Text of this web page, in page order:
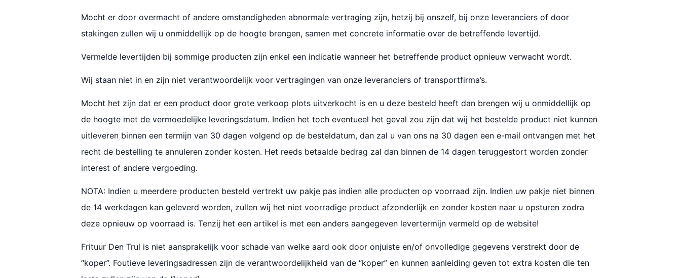
Mocht er door overmacht of andere omstandigheden abnormale vertraging zijn, hetzij bij onszelf, bij onze leveranciers of door
stakingen zullen wij u onmiddellijk op de hoogte brengen, samen met concrete informatie over de betreffende levertijd.
Vermelde levertijden bij sommige producten zijn enkel een indicatie wanneer het betreffende product opnieuw verwacht wordt.
Wij staan niet in en zijn niet verantwoordelijk voor vertragingen van onze leveranciers of transportfirma’s.
Mocht het zijn dat er een product door grote verkoop plots uitverkocht is en u deze besteld heeft dan brengen wij u onmiddellijk op
de hoogte met de vermoedelijke leveringsdatum. Indien het toch eventueel het geval zou zijn dat wij het bestelde product niet kunnen
uitleveren binnen een termijn van 30 dagen volgend op de besteldatum, dan zal u van ons na 30 dagen een e-mail ontvangen met het
recht de bestelling te annuleren zonder kosten. Het reeds betaalde bedrag zal dan binnen de 14 dagen teruggestort worden zonder
interest of andere vergoeding.
NOTA: Indien u meerdere producten besteld vertrekt uw pakje pas indien alle producten op voorraad zijn. Indien uw pakje niet binnen
de 14 werkdagen kan geleverd worden, zullen wij het niet voorradige product afzonderlijk en zonder kosten naar u opsturen zodra
deze opnieuw op voorraad is. Tenzij het een artikel is met een anders aangegeven levertermijn vermeld op de website!
Frituur Den Trul is niet aansprakelijk voor schade van welke aard ook door onjuiste en/of onvolledige gegevens verstrekt door de
“koper”. Foutieve leveringsadressen zijn de verantwoordelijkheid van de “koper” en kunnen aanleiding geven tot extra kosten die ten